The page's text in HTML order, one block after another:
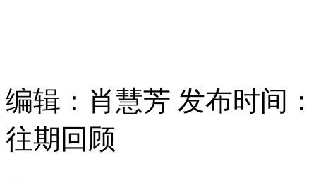
编辑：肖慧芳 发布时间
往期回顾